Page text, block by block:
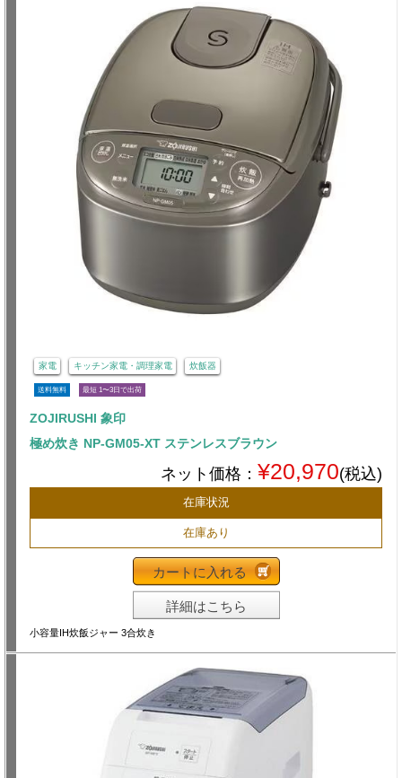
家電 キッチン家電・調理家電 炊飯器
送料無料 最短 1〜3日で出荷
ZOJIRUSHI 象印
極め炊き NP-GM05-XT ステンレスブラウン
ネット価格： ¥20,970(税込)
在庫状況
在庫あり
カートに入れる
詳細はこちら
小容量IH炊飯ジャー 3合炊き